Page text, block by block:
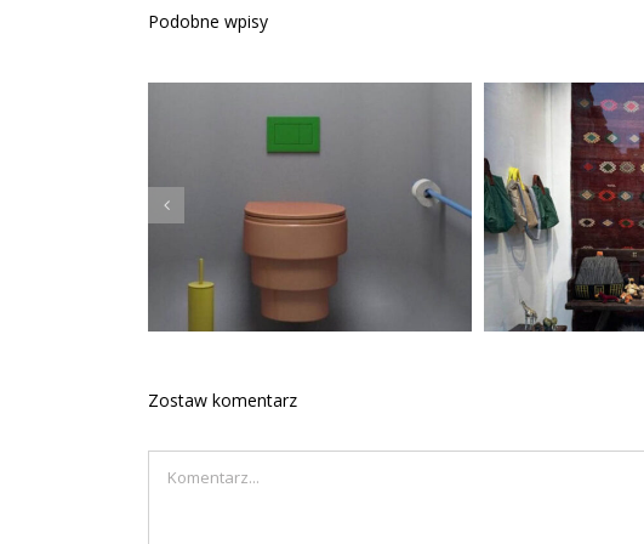
Podobne wpisy
Kolorowa łazienka
Zostaw komentarz